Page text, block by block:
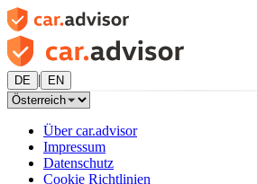
DE | EN
Über car.advisor
Impressum
Datenschutz
Cookie Richtlinien